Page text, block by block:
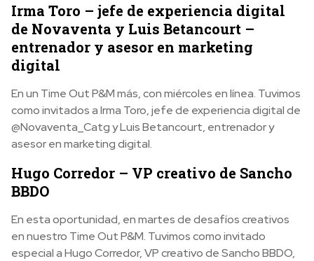
Irma Toro – jefe de experiencia digital
de Novaventa y Luis Betancourt –
entrenador y asesor en marketing
digital
En un Time Out P&M más, con miércoles en línea. Tuvimos
como invitados a Irma Toro, jefe de experiencia digital de
@Novaventa_Catg y Luis Betancourt, entrenador y
asesor en marketing digital.
Hugo Corredor – VP creativo de Sancho
BBDO
En esta oportunidad, en martes de desafíos creativos
en nuestro Time Out P&M. Tuvimos como invitado
especial a Hugo Corredor, VP creativo de Sancho BBDO,